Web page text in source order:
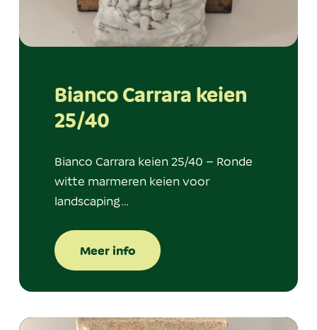
Bianco Carrara keien
25/40
Bianco Carrara keien 25/40 – Ronde
witte marmeren keien voor
landscaping…
Meer info